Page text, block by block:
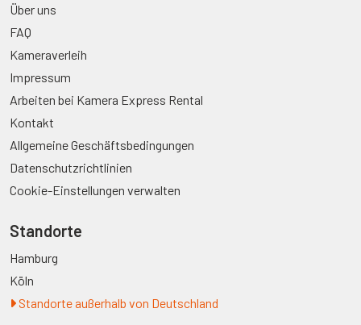
Über uns
FAQ
Kameraverleih
Impressum
Arbeiten bei Kamera Express Rental
Kontakt
Allgemeine Geschäftsbedingungen
Datenschutzrichtlinien
Cookie-Einstellungen verwalten
Standorte
Hamburg
Köln
Standorte außerhalb von Deutschland